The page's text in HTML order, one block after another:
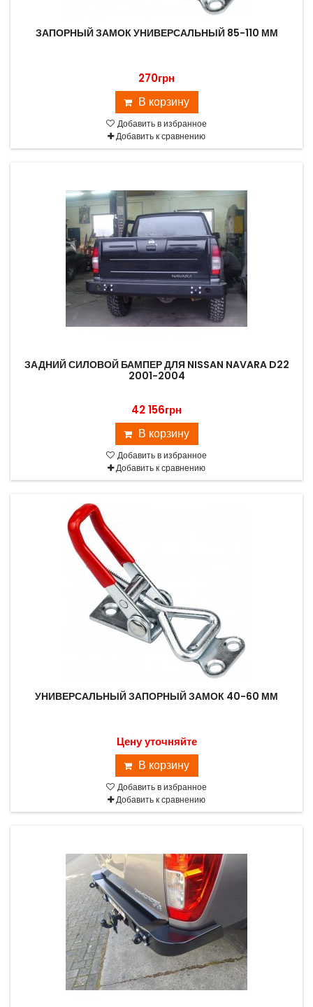
ЗАПОРНЫЙ ЗАМОК УНИВЕРСАЛЬНЫЙ 85-110 ММ
270грн
В корзину
Добавить в избранное
Добавить к сравнению
ЗАДНИЙ СИЛОВОЙ БАМПЕР ДЛЯ NISSAN NAVARA D22
2001-2004
42 156грн
В корзину
Добавить в избранное
Добавить к сравнению
УНИВЕРСАЛЬНЫЙ ЗАПОРНЫЙ ЗАМОК 40-60 ММ
Цену уточняйте
В корзину
Добавить в избранное
Добавить к сравнению